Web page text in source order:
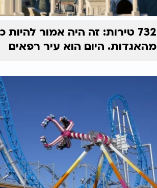
732 טירות: זה היה אמור להיות
מהאגדות. היום הוא עיר רפאים